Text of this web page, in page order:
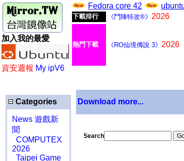
加入我的最愛
資安週報 My ipV6
Fedora core 42
下載排行 《鬥陣特攻®》 2026
熱門下載 《RO仙境傳說 3》 2026
Categories
News 遊戲新
聞
COMPUTEX
2026
Taipei Game
Download more...
Search